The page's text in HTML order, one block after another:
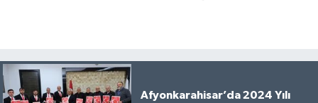
Afyonkarahisar’da 2024 Yılı